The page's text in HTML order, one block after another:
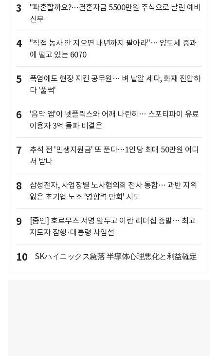
3
"파혼할까요?…결혼자금 5500만원 주식으로 날린 예비
신부
4
"직접 농사 안 지으면 내년까지 팔아라"… 양도세 중과
에 떨고 있는 6070
5
폭염에도 현장 지킨 공무원… 벼 낱알 세다, 화재 진압하
다 '풀썩'
6
'음악 앱'이 넷플릭스와 어깨 나란히… 스포티파이 유료
이용자 3억 돌파 비결은
7
추석 전 '민생지원금' 또 푼다…1인당 최대 50만원 어디
서 받나
8
삼성전자, 사업장별 노사협의회 전사 통합… 과반 지위
잃은 초기업 노조 '영향력 만회' 시도
9
[줌인] 호르무즈 서명 앞두고 이란 리더십 증발… 최고
지도자 잠행·대통령 사임설
10 SKハイニックス急落 半導体心理悪化と利益確定